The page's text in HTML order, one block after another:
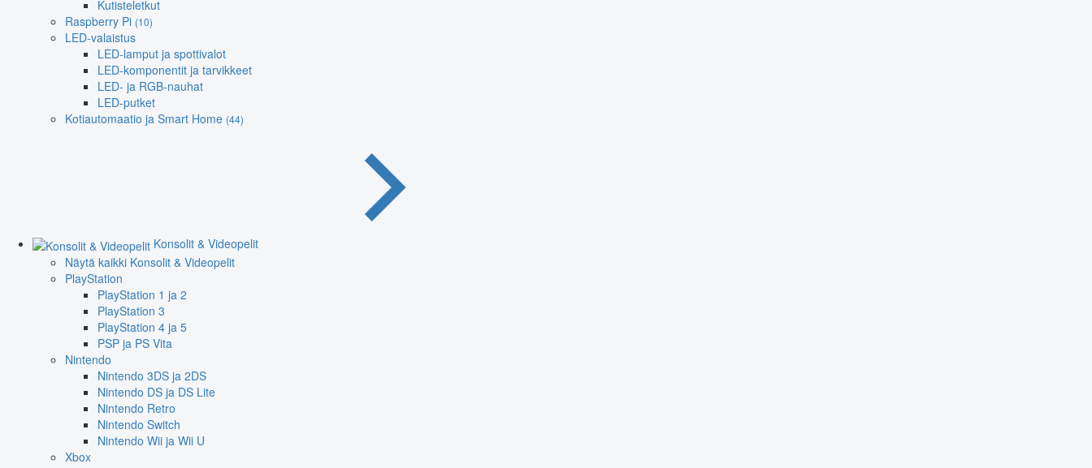
Kutisteletkut
Raspberry Pi (10)
LED-valaistus
LED-lamput ja spottivalot
LED-komponentit ja tarvikkeet
LED- ja RGB-nauhat
LED-putket
Kotiautomaatio ja Smart Home (44)
Konsolit & Videopelit
Näytä kaikki Konsolit & Videopelit
PlayStation
PlayStation 1 ja 2
PlayStation 3
PlayStation 4 ja 5
PSP ja PS Vita
Nintendo
Nintendo 3DS ja 2DS
Nintendo DS ja DS Lite
Nintendo Retro
Nintendo Switch
Nintendo Wii ja Wii U
Xbox